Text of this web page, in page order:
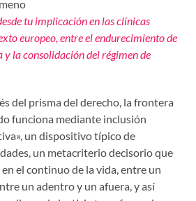
tu implicación en las clínicas
europeo, entre el endurecimiento de
la consolidación del régimen de
del prisma del derecho, la frontera
funciona mediante inclusión
un dispositivo típico de
un metacriterio decisorio que
el continuo de la vida, entre un
un adentro y un afuera, y así